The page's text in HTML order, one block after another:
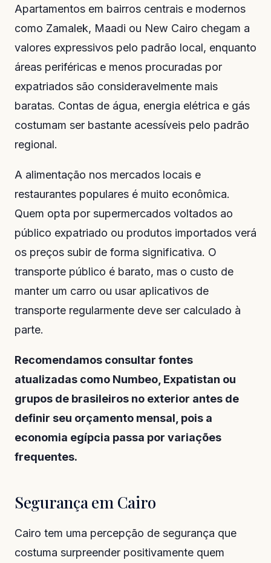
Apartamentos em bairros centrais e modernos
como Zamalek, Maadi ou New Cairo chegam a
valores expressivos pelo padrão local, enquanto
áreas periféricas e menos procuradas por
expatriados são consideravelmente mais
baratas. Contas de água, energia elétrica e gás
costumam ser bastante acessíveis pelo padrão
regional.
A alimentação nos mercados locais e
restaurantes populares é muito econômica.
Quem opta por supermercados voltados ao
público expatriado ou produtos importados verá
os preços subir de forma significativa. O
transporte público é barato, mas o custo de
manter um carro ou usar aplicativos de
transporte regularmente deve ser calculado à
parte.
Recomendamos consultar fontes
atualizadas como Numbeo, Expatistan ou
grupos de brasileiros no exterior antes de
definir seu orçamento mensal, pois a
economia egípcia passa por variações
frequentes.
Segurança em Cairo
Cairo tem uma percepção de segurança que
costuma surpreender positivamente quem